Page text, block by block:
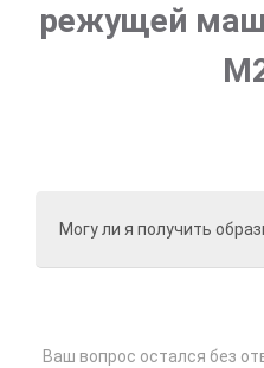
режущей
Могу ли я получить
Ваш вопрос остался без